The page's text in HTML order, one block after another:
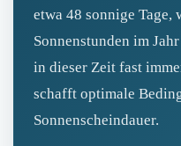
etwa 48 sonnige Tage,
Sonnenstunden im
in dieser Zeit fast
schafft optimale
Sonnenscheindauer.